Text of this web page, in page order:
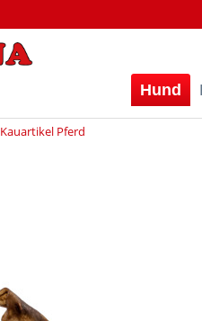
Hund
Kauartikel Pferd